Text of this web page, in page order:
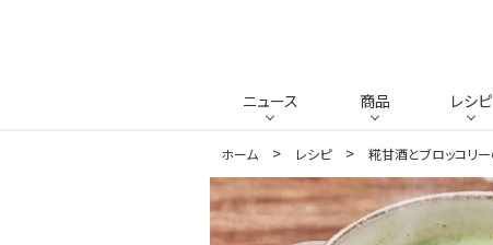
ニュース 商品 レシピ
ホーム レシピ 糀甘酒とブロッコリ